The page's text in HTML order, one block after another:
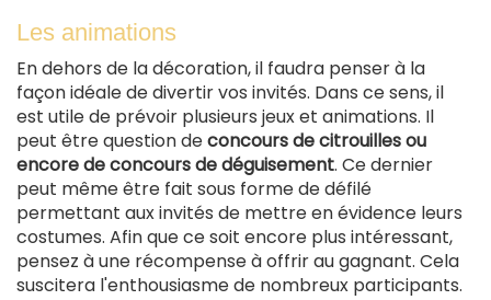
Les animations
En dehors de la décoration, il faudra penser à la
façon idéale de divertir vos invités. Dans ce sens, il
est utile de prévoir plusieurs jeux et animations. Il
peut être question deconcours de citrouilles ou
encore de concours de déguisement. Ce dernier
peut même être fait sous forme de défilé
permettant aux invités de mettre en évidence leurs
costumes. Afin que ce soit encore plus intéressant,
pensez à une récompense à offrir au gagnant. Cela
suscitera l'enthousiasme de nombreux participants.